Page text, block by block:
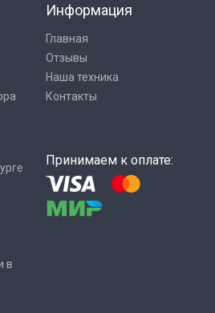
Информация
Главная
Отзывы
Наша техника
Контакты
в
Принимаем к оплате: